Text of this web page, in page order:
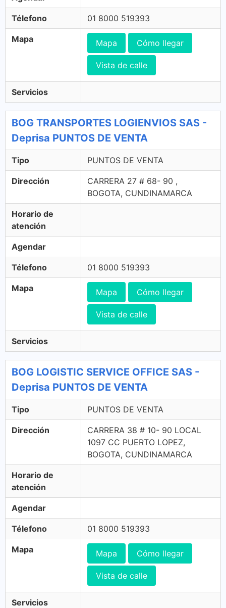
Télefono 01 8000 519393
Mapa Mapa Cómo llegar
Vista de calle
Servicios
BOG TRANSPORTES LOGIENVIOS SAS -
Deprisa PUNTOS DE VENTA
Tipo PUNTOS DE VENTA
Dirección
CARRERA 27 # 68- 90 ,
BOGOTA, CUNDINAMARCA
Horario de
atención
Agendar
Télefono 01 8000 519393
Mapa Mapa Cómo llegar
Vista de calle
Servicios
BOG LOGISTIC SERVICE OFFICE SAS -
Deprisa PUNTOS DE VENTA
Tipo PUNTOS DE VENTA
Dirección
CARRERA 38 # 10- 90 LOCAL
1097 CC PUERTO LOPEZ,
BOGOTA, CUNDINAMARCA
Horario de
atención
Agendar
Télefono 01 8000 519393
Mapa Mapa Cómo llegar
Vista de calle
Servicios